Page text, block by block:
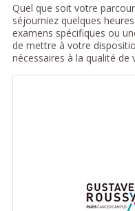
Quel que soit votre
séjourniez quelques
examens spécifiques ou
de mettre à votre
nécessaires à la qualité de